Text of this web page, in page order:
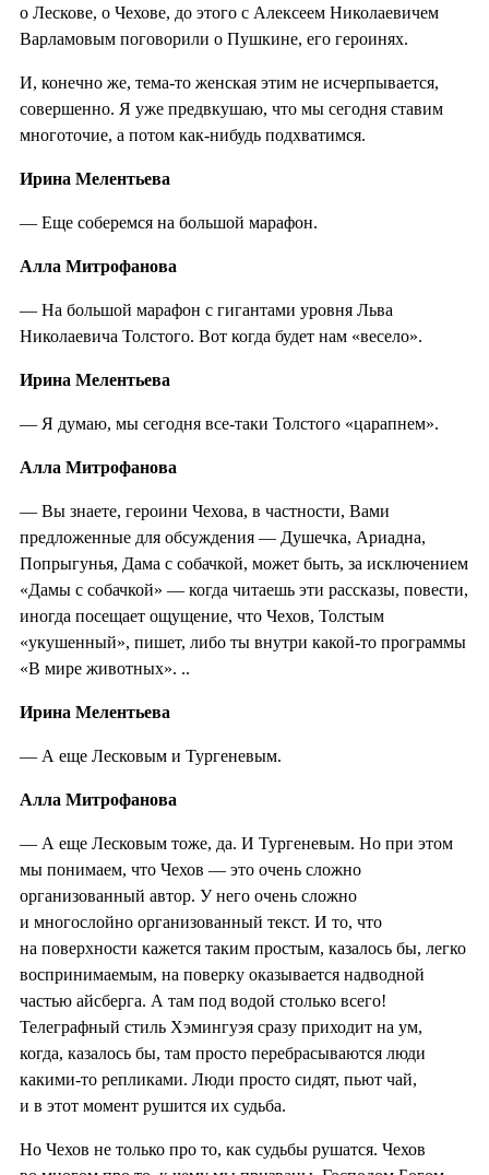
о Лескове, о Чехове, до этого с Алексеем Николаевичем
Варламовым поговорили о Пушкине, его героинях.
И, конечно же, тема-то женская этим не исчерпывается,
совершенно. Я уже предвкушаю, что мы сегодня ставим
многоточие, а потом как-нибудь подхватимся.
Ирина Мелентьева
— Еще соберемся на большой марафон.
Алла Митрофанова
— На большой марафон с гигантами уровня Льва
Николаевича Толстого. Вот когда будет нам «весело».
Ирина Мелентьева
— Я думаю, мы сегодня все-таки Толстого «царапнем».
Алла Митрофанова
— Вы знаете, героини Чехова, в частности, Вами
предложенные для обсуждения — Душечка, Ариадна,
Попрыгунья, Дама с собачкой, может быть, за исключением
«Дамы с собачкой» — когда читаешь эти рассказы, повести,
иногда посещает ощущение, что Чехов, Толстым
«укушенный», пишет, либо ты внутри какой-то программы
«В мире животных». ..
Ирина Мелентьева
— А еще Лесковым и Тургеневым.
Алла Митрофанова
— А еще Лесковым тоже, да. И Тургеневым. Но при этом
мы понимаем, что Чехов — это очень сложно
организованный автор. У него очень сложно
и многослойно организованный текст. И то, что
на поверхности кажется таким простым, казалось бы, легко
воспринимаемым, на поверку оказывается надводной
частью айсберга. А там под водой столько всего!
Телеграфный стиль Хэмингуэя сразу приходит на ум,
когда, казалось бы, там просто перебрасываются люди
какими-то репликами. Люди просто сидят, пьют чай,
и в этот момент рушится их судьба.
Но Чехов не только про то, как судьбы рушатся. Чехов